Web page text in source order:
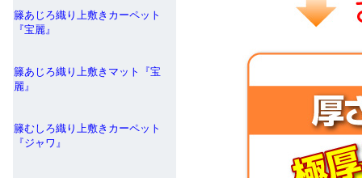
籐あじろ織り上敷きカーペット
『宝麗』
籐あじろ織り上敷きマット『宝
麗』
籐むしろ織り上敷きカーペット
『ジャワ』